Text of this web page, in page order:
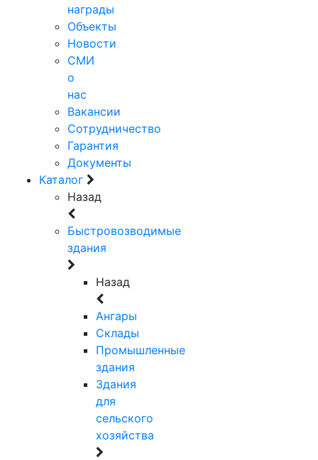
награды
Объекты
Новости
СМИ
о
нас
Вакансии
Сотрудничество
Гарантия
Документы
Каталог
Назад
Быстровозводимые
здания
Назад
Ангары
Склады
Промышленные
здания
Здания
для
сельского
хозяйства